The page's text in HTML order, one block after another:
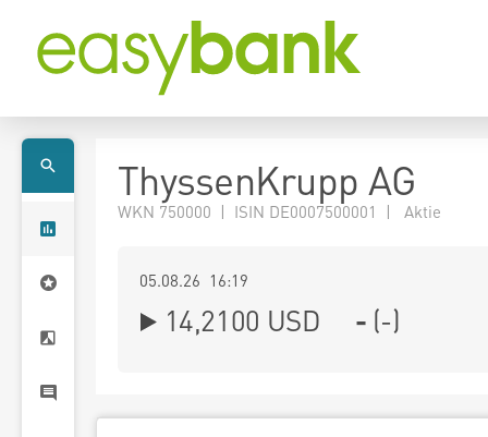
ThyssenKrupp AG
WKN 750000 | ISIN DE0007500001 | Aktie
05.08.26 16:19
14,2100 USD - (-)